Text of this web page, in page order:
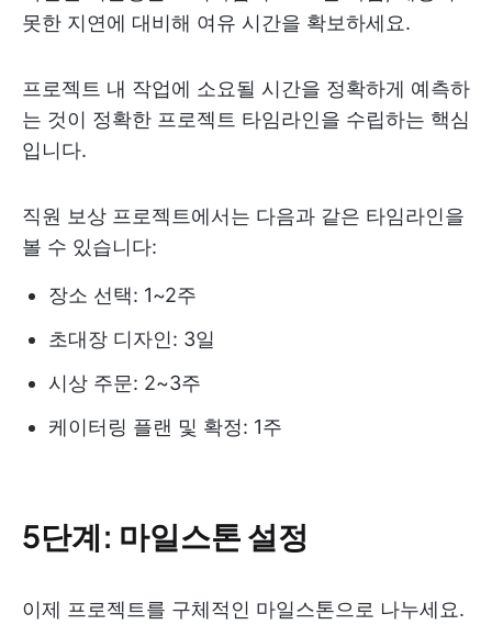
못한 지연에 대비해 여유 시간을 확보하세요.
프로젝트 내 작업에 소요될 시간을 정확하게 예측하
는 것이 정확한 프로젝트 타임라인을 수립하는 핵심
입니다.
직원 보상 프로젝트에서는 다음과 같은 타임라인을
볼 수 있습니다:
장소 선택: 1~2주
초대장 디자인: 3일
시상 주문: 2~3주
케이터링 플랜 및 확정: 1주
5단계: 마일스톤 설정
이제 프로젝트를 구체적인 마일스톤으로 나누세요.